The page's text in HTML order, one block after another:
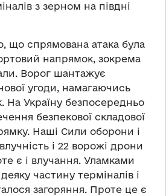
з зерном на півдні
що спрямована атака була
напрямок, зокрема
Ворог шантажує
угоди, намагаючись
На Україну безпосередньо
безпекової складової
Наші Сили оборони і
і 22 ворожі дрони
є і влучання. Уламками
частину терміналів і
загоряння. Проте це є